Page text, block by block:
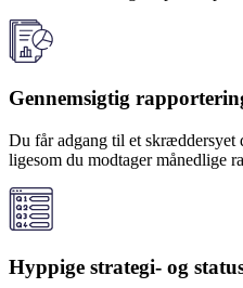
Gennemsigtig
Du får adgang til et skræddersyet
ligesom du modtager månedlige
Hyppige strategi- og